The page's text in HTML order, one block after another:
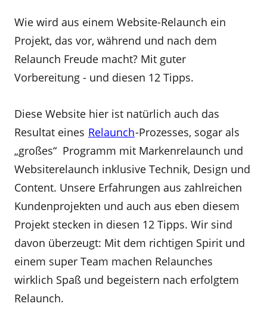
Wie wird aus einem Website-Relaunch ein
Projekt, das vor, während und nach dem
Relaunch Freude macht? Mit guter
Vorbereitung - und diesen 12 Tipps.
Diese Website hier ist natürlich auch das
Resultat eines Relaunch-Prozesses, sogar als
„großes“ Programm mit Markenrelaunch und
Websiterelaunch inklusive Technik, Design und
Content. Unsere Erfahrungen aus zahlreichen
Kundenprojekten und auch aus eben diesem
Projekt stecken in diesen 12 Tipps. Wir sind
davon überzeugt: Mit dem richtigen Spirit und
einem super Team machen Relaunches
wirklich Spaß und begeistern nach erfolgtem
Relaunch.